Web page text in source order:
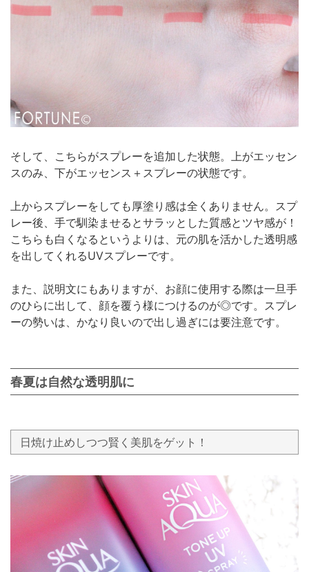
そして、こちらがスプレーを追加した状態。上がエッセン
スのみ、下がエッセンス＋スプレーの状態です。
上からスプレーをしても厚塗り感は全くありません。スプ
レー後、手で馴染ませるとサラッとした質感とツヤ感が！
こちらも白くなるというよりは、元の肌を活かした透明感
を出してくれるUVスプレーです。
また、説明文にもありますが、お顔に使用する際は一旦手
のひらに出して、顔を覆う様につけるのが◎です。スプレ
ーの勢いは、かなり良いので出し過ぎには要注意です。
春夏は自然な透明肌に
日焼け止めしつつ賢く美肌をゲット！